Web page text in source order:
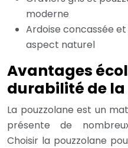
moderne
Ardoise concassée
aspect naturel
Avantages
durabilité de
La pouzzolane est un
présente de
Choisir la pouzzolane